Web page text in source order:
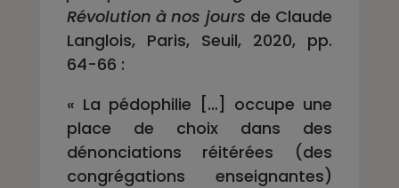
Révolution à nos jours de Claude
Langlois, Paris, Seuil, 2020, pp.
64-66 :
« La pédophilie […] occupe une
place de choix dans des
dénonciations réitérées (des
congrégations enseignantes)